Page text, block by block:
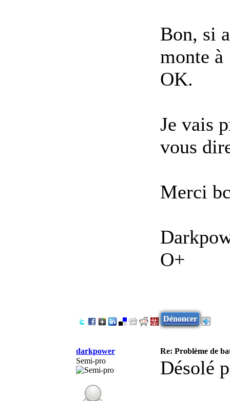
Bon, si
monte
OK.
Je vais
vous
Merci
O+
Dénoncer
darkpower
Re: Problème de
Semi-pro
Désolé